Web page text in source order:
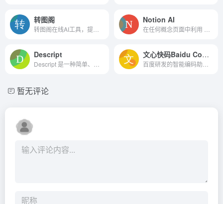
转图阁 Notion AI
Descript 文心快码Baidu Comate
暂无评论